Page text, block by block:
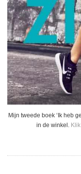
Mijn tweede boek ‘Ik heb
in de winkel.